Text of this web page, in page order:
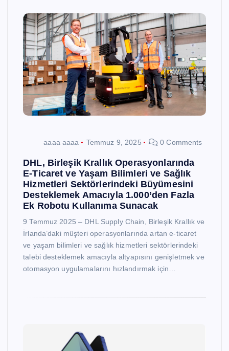
aaaa aaaa Temmuz 9, 2025 0 Comments
DHL, Birleşik Krallık Operasyonlarında
E-Ticaret ve Yaşam Bilimleri ve Sağlık
Hizmetleri Sektörlerindeki Büyümesini
Desteklemek Amacıyla 1.000’den Fazla
Ek Robotu Kullanıma Sunacak
9 Temmuz 2025 – DHL Supply Chain, Birleşik Krallık ve
İrlanda’daki müşteri operasyonlarında artan e-ticaret
ve yaşam bilimleri ve sağlık hizmetleri sektörlerindeki
talebi desteklemek amacıyla altyapısını genişletmek ve
otomasyon uygulamalarını hızlandırmak için…